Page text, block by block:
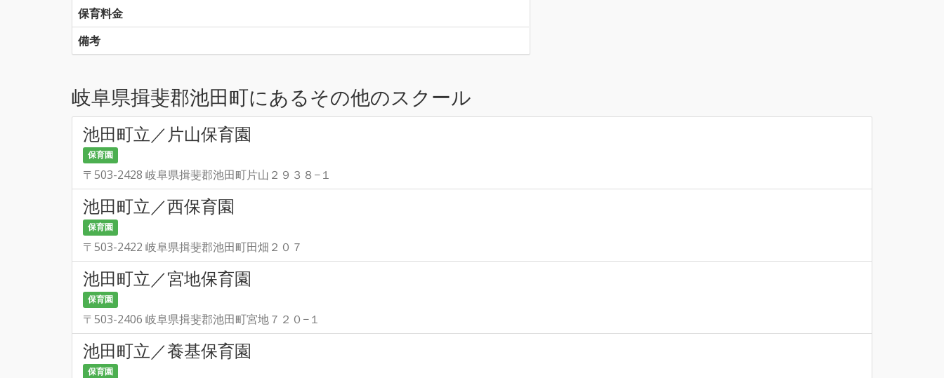
保育料金
備考
岐阜県揖斐郡池田町にあるその他のスクール
池田町立／片山保育園
保育園
〒503-2428 岐阜県揖斐郡池田町片山２９３８−１
池田町立／西保育園
保育園
〒503-2422 岐阜県揖斐郡池田町田畑２０７
池田町立／宮地保育園
保育園
〒503-2406 岐阜県揖斐郡池田町宮地７２０−１
池田町立／養基保育園
保育園